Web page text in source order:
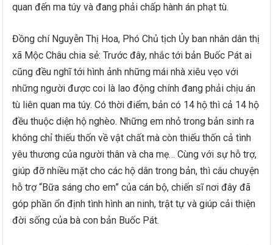
quan đến ma túy và đang phải chấp hành án phạt tù.
Đồng chí Nguyễn Thị Hoa, Phó Chủ tịch Ủy ban nhân dân thị
xã Mộc Châu chia sẻ: Trước đây, nhắc tới bản Buốc Pát ai
cũng đều nghĩ tới hình ảnh những mái nhà xiêu vẹo với
những người được coi là lao động chính đang phải chịu án
tù liên quan ma túy. Có thời điểm, bản có 14 hộ thì cả 14 hộ
đều thuộc diện hộ nghèo. Những em nhỏ trong bản sinh ra
không chỉ thiếu thốn về vật chất mà còn thiếu thốn cả tình
yêu thương của người thân và cha mẹ… Cùng với sự hỗ trợ,
giúp đỡ nhiều mặt cho các hộ dân trong bản, thì câu chuyện
hỗ trợ “Bữa sáng cho em” của cán bộ, chiến sĩ nơi đây đã
góp phần ổn định tình hình an ninh, trật tự và giúp cải thiện
đời sống của bà con bản Buốc Pát.